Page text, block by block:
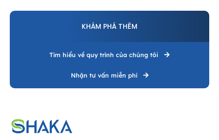
KHÁM PHÁ THÊM
Tìm hiểu về quy trình của chúng tôi
Nhận tư vấn miễn phí